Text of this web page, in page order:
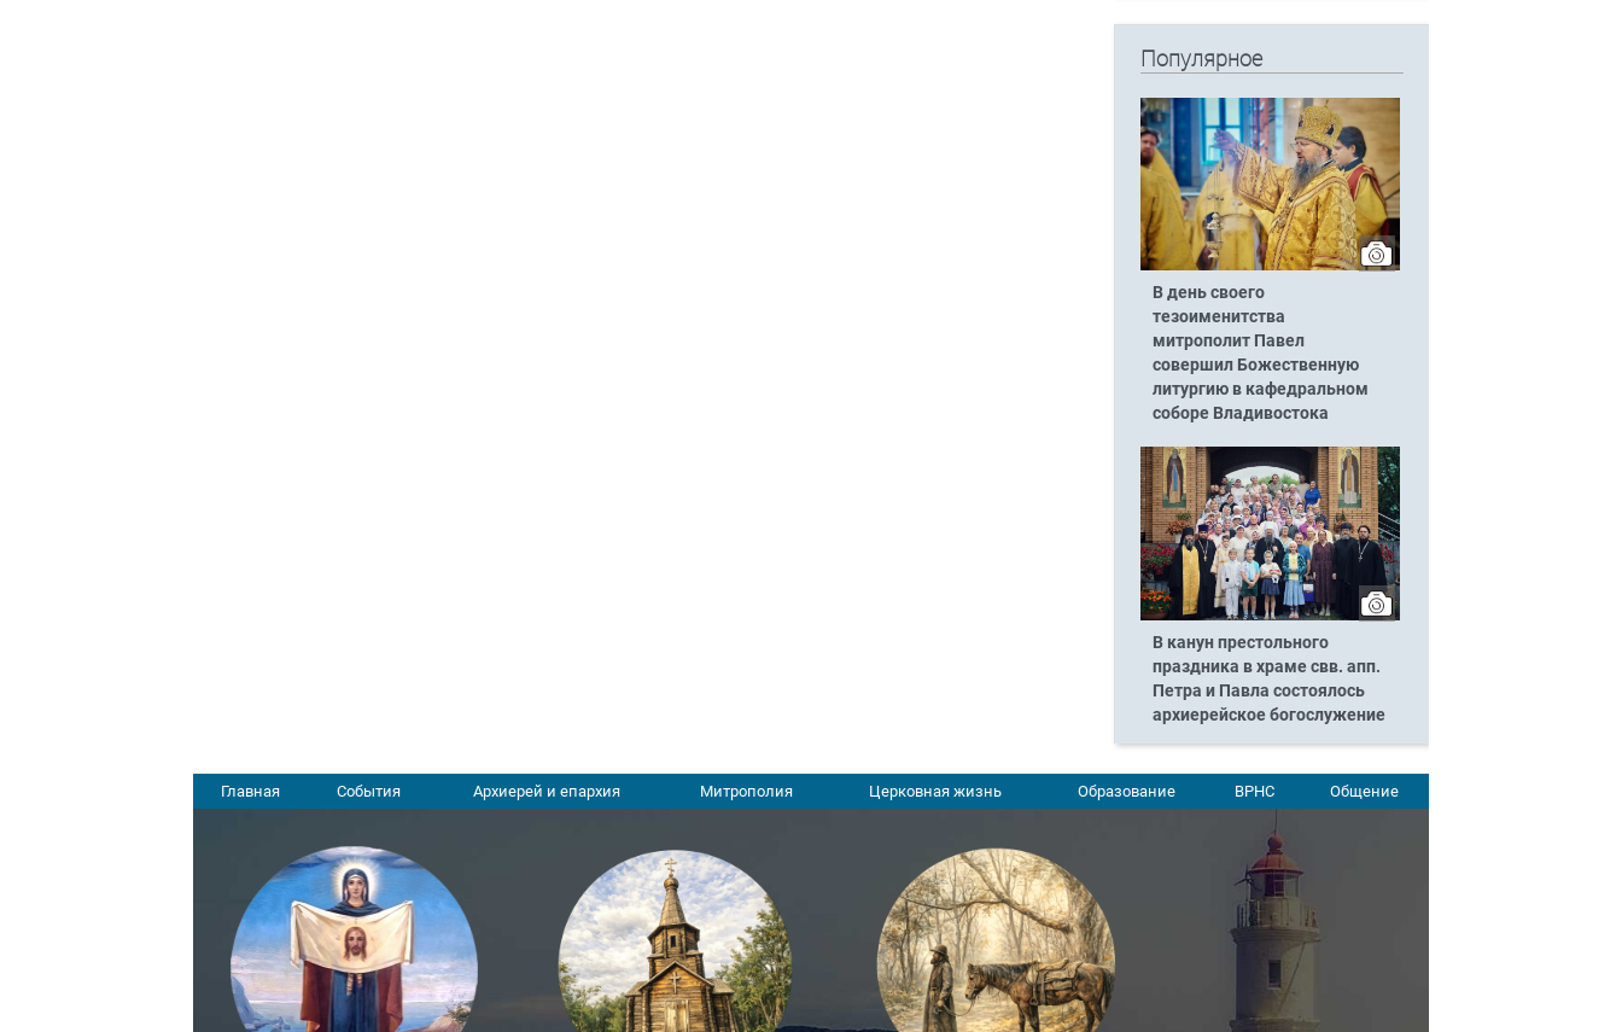
Популярное
В день своего
тезоименитства
митрополит Павел
совершил Божественную
литургию в кафедральном
соборе Владивостока
В канун престольного
праздника в храме свв. апп.
Петра и Павла состоялось
архиерейское богослужение
Главная События Архиерей и епархия Митрополия Церковная жизнь Образование ВРНС Общение